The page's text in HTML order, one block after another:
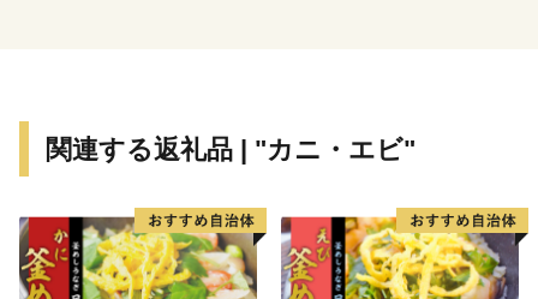
秋はりんごやブドウ、秋の味覚に舌鼓み。各地で黄金の
冬は雪も少なく過ごしやすく、虎舞いで新年を祝いま
す。
四季折々の陸前高田へ、ぜひ一度お越しください。
関連する返礼品 | "カニ・エビ"